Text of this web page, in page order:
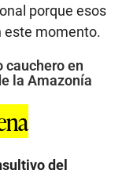
porque esos
este momento.
cauchero en
la Amazonía
del